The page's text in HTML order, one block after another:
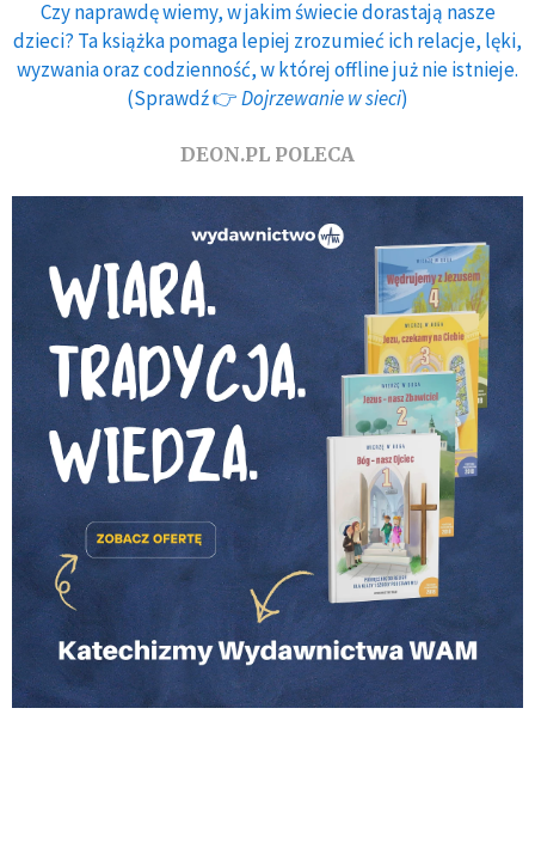
Czy naprawdę wiemy, w jakim świecie dorastają nasze
dzieci? Ta książka pomaga lepiej zrozumieć ich relacje, lęki,
wyzwania oraz codzienność, w której offline już nie istnieje.
(Sprawdź 👉Dojrzewanie w sieci)
DEON.PL POLECA